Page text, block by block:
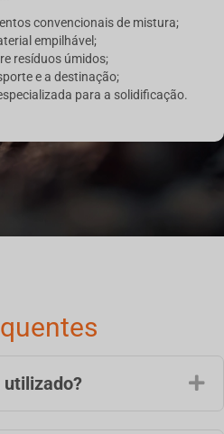
convencionais de mistura;
empilhável;
resíduos úmidos;
e a destinação;
para a solidificação.
utilizado?